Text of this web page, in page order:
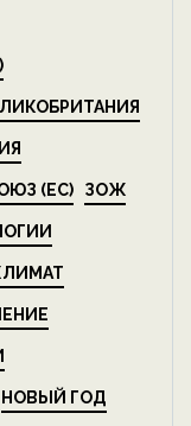
(ЕС) ЗОЖ
НОВЫЙ ГОД